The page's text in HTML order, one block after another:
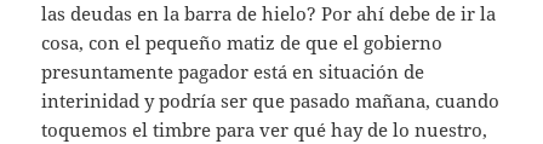
las deudas en la barra de hielo? Por ahí debe de ir la
cosa, con el pequeño matiz de que el gobierno
presuntamente pagador está en situación de
interinidad y podría ser que pasado mañana, cuando
toquemos el timbre para ver qué hay de lo nuestro,